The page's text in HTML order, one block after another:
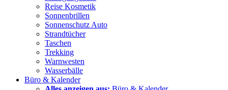
Reise Kosmetik
Sonnenbrillen
Sonnenschutz Auto
Strandtücher
Taschen
Trekking
Warnwesten
Wasserbälle
Büro & Kalender